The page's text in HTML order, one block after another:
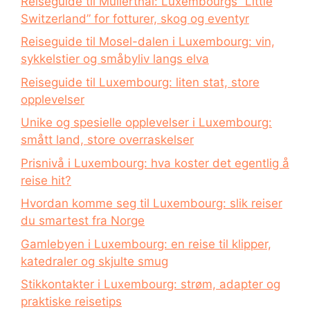
Switzerland” for fotturer, skog og eventyr
Reiseguide til Mosel-dalen i Luxembourg: vin,
sykkelstier og småbyliv langs elva
Reiseguide til Luxembourg: liten stat, store
opplevelser
Unike og spesielle opplevelser i Luxembourg:
smått land, store overraskelser
Prisnivå i Luxembourg: hva koster det egentlig å
reise hit?
Hvordan komme seg til Luxembourg: slik reiser
du smartest fra Norge
Gamlebyen i Luxembourg: en reise til klipper,
katedraler og skjulte smug
Stikkontakter i Luxembourg: strøm, adapter og
praktiske reisetips